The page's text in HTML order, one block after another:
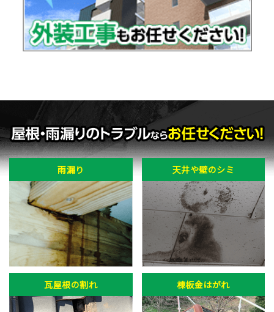
雨漏り 天井や壁のシミ
瓦屋根の割れ 棟板金はがれ